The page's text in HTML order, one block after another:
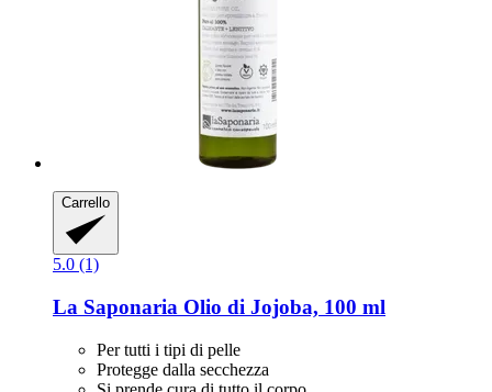
Carrello
5.0 (1)
La Saponaria Olio di Jojoba, 100 ml
Per tutti i tipi di pelle
Protegge dalla secchezza